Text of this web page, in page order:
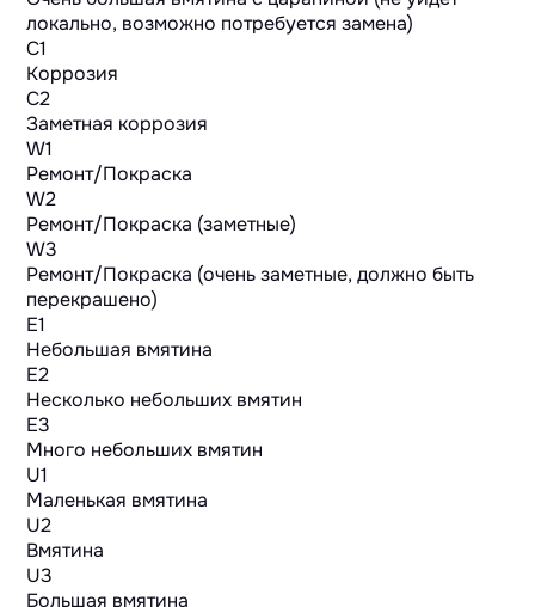
локально, возможно потребуется замена)
C1
Коррозия
C2
Заметная коррозия
W1
Ремонт/Покраска
W2
Ремонт/Покраска (заметные)
W3
Ремонт/Покраска (очень заметные, должно быть
перекрашено)
E1
Небольшая вмятина
E2
Несколько небольших вмятин
E3
Много небольших вмятин
U1
Маленькая вмятина
U2
Вмятина
U3
Большая вмятина